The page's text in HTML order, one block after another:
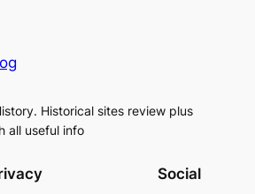
Historical sites review plus
all useful info
Social